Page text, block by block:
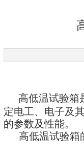
高低温试验箱
定电工、电子及
的参数及性能。
高低温试验箱